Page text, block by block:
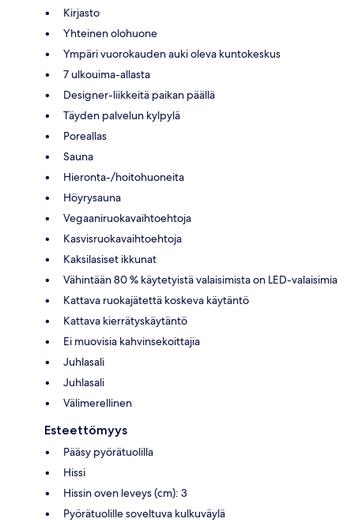
Kirjasto
Yhteinen olohuone
Ympäri vuorokauden auki oleva kuntokeskus
7 ulkouima-allasta
Designer-liikkeitä paikan päällä
Täyden palvelun kylpylä
Poreallas
Sauna
Hieronta-/hoitohuoneita
Höyrysauna
Vegaaniruokavaihtoehtoja
Kasvisruokavaihtoehtoja
Kaksilasiset ikkunat
Vähintään 80 % käytetyistä valaisimista on LED-valaisimia
Kattava ruokajätettä koskeva käytäntö
Kattava kierrätyskäytäntö
Ei muovisia kahvinsekoittajia
Juhlasali
Juhlasali
Välimerellinen
Esteettömyys
Pääsy pyörätuolilla
Hissi
Hissin oven leveys (cm): 3
Pyörätuolille soveltuva kulkuväylä